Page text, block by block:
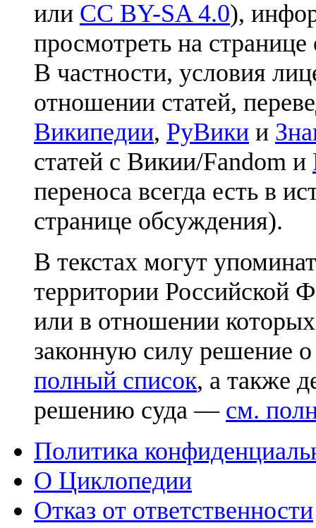
или CC BY-SA 4.0),
просмотреть на
В частности, условия
отношении статей,
Википедии, РуВики и
статей с Викии/Fandom и
переноса всегда есть в
странице обсуждения).
В текстах могут
территории Российской
или в отношении
законную силу решение
полный список, а также
решению суда — см.
Политика
О Циклопедии
Отказ от ответственности